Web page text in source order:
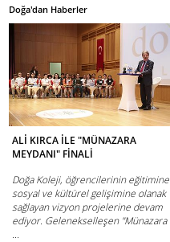
Doğa'dan Haberler
ALİ KIRCA İLE "MÜNAZARA
MEYDANI" FİNALİ
Doğa Koleji, öğrencilerinin eğitimine
sosyal ve kültürel gelişimine olanak
sağlayan vizyon projelerine devam
ediyor. Gelenekselleşen "Münazara
...